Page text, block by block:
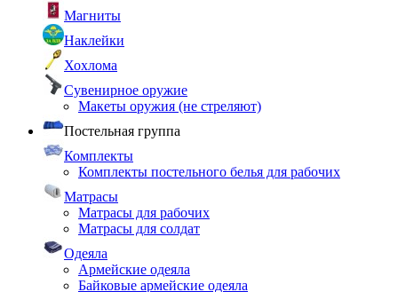
Магниты
Наклейки
Хохлома
Сувенирное оружие
Макеты оружия (не стреляют)
Постельная группа
Комплекты
Комплекты постельного белья для рабочих
Матрасы
Матрасы для рабочих
Матрасы для солдат
Одеяла
Армейские одеяла
Байковые армейские одеяла